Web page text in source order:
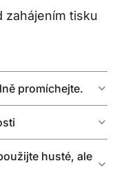
zahájením tisku
promíchejte.
husté, ale